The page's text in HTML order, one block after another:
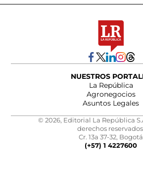
NUESTROS
La República
Agronegocios
Asuntos Legales
© 2026, Editorial La República
derechos
Cr. 13a 37-32, Bogotá
(+57) 1 4227600